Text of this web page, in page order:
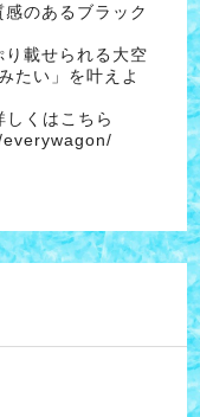
のあるブラック
り載せられる大空
たい」を叶えよ
くはこちら